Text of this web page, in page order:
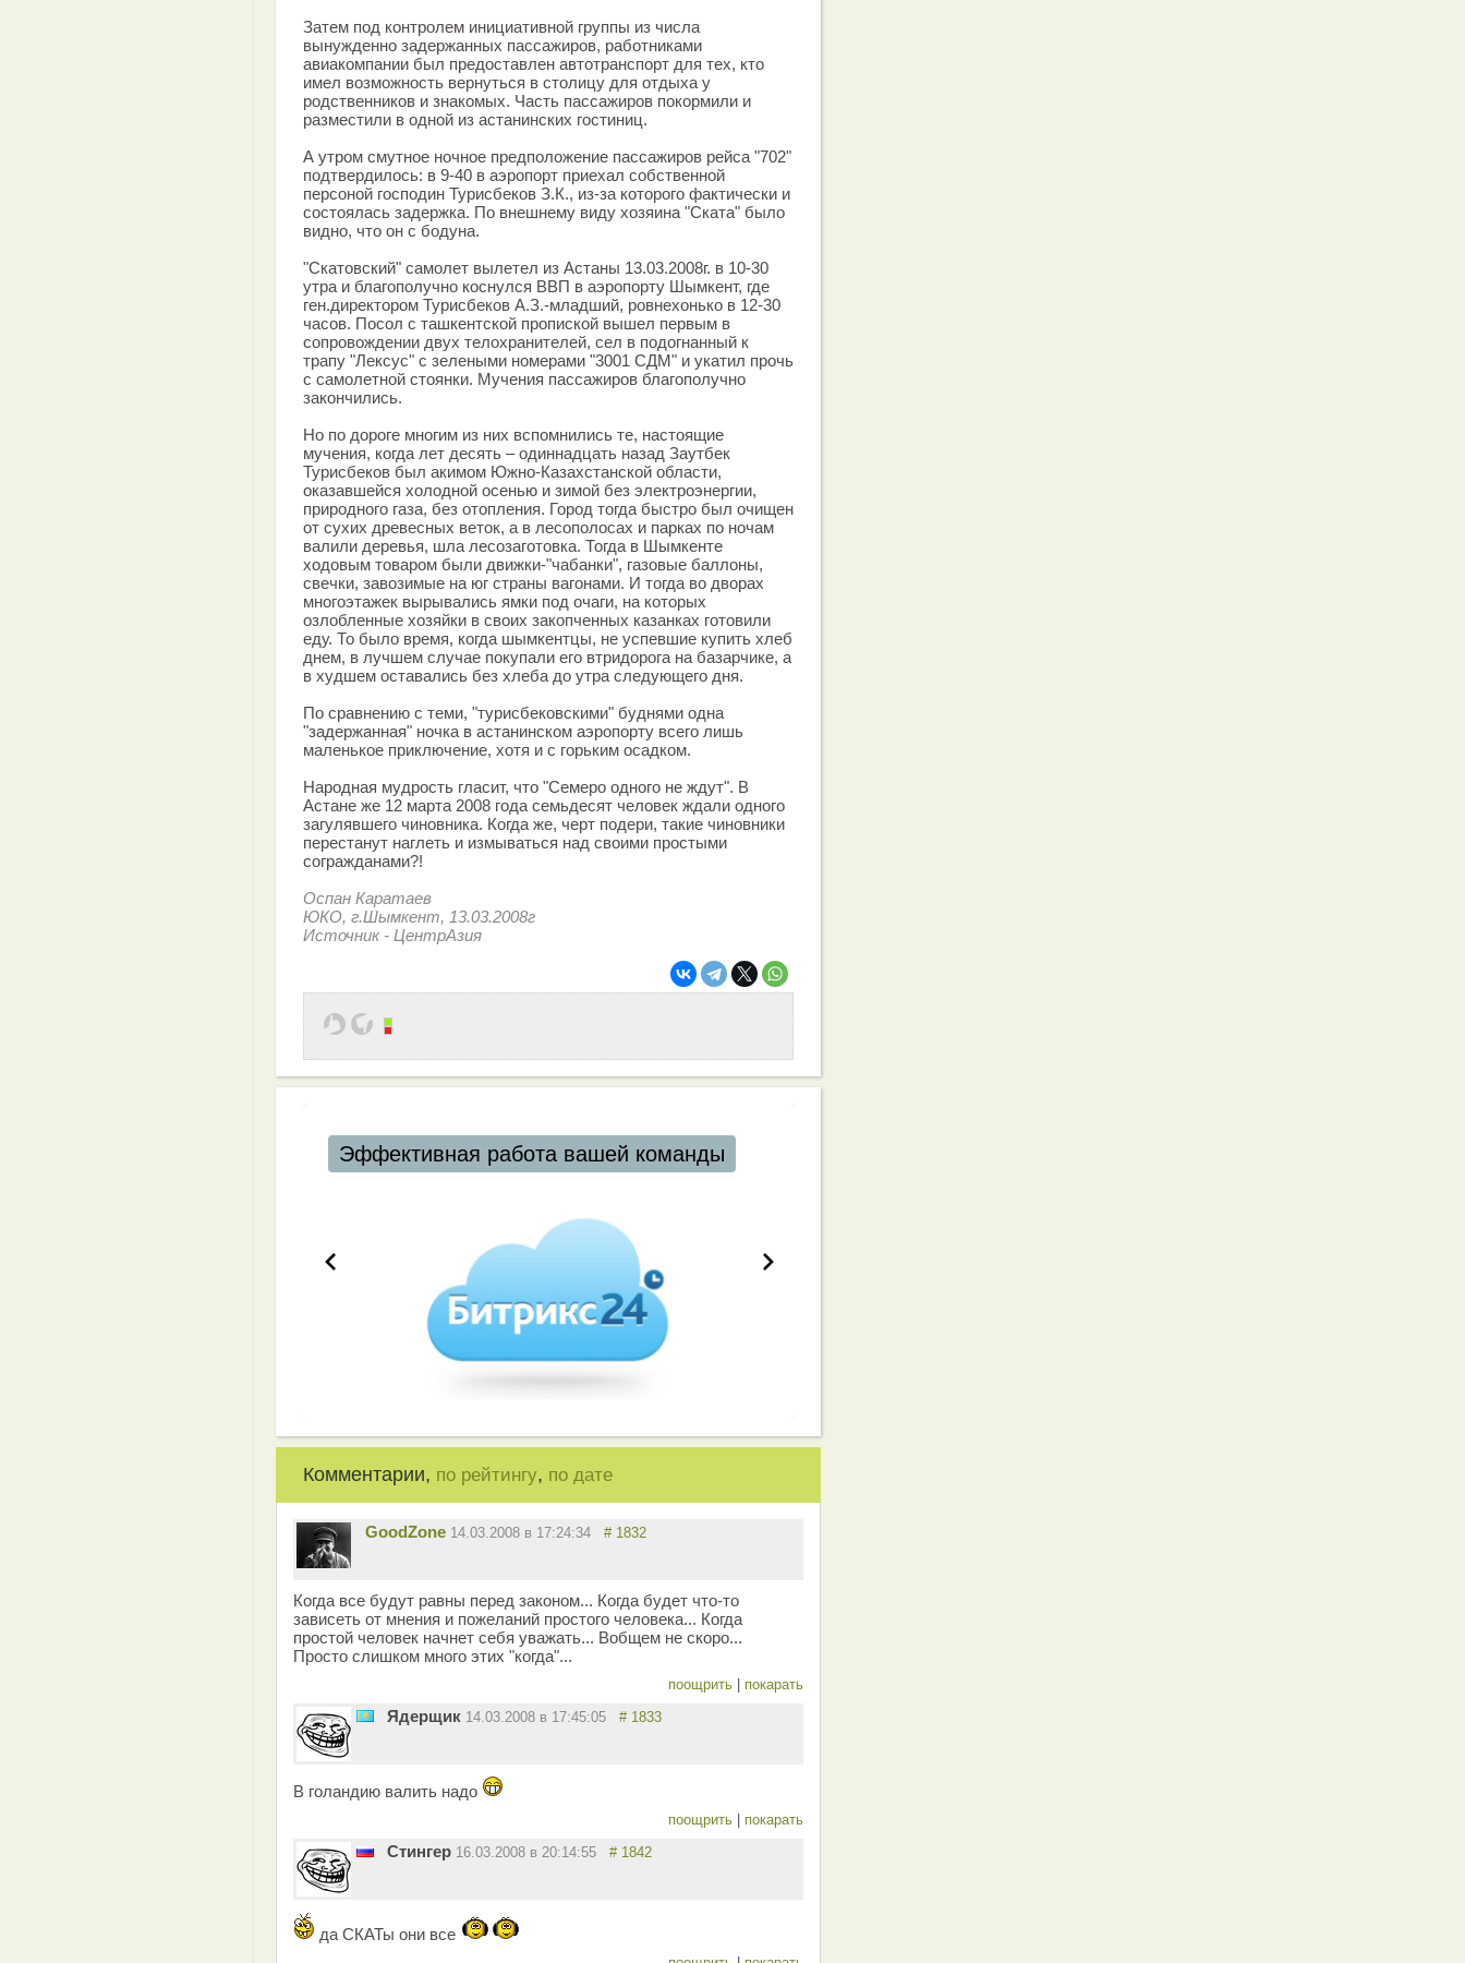
Затем под контролем инициативной группы из числа
вынужденно задержанных пассажиров, работниками
авиакомпании был предоставлен автотранспорт для тех, кто
имел возможность вернуться в столицу для отдыха у
родственников и знакомых. Часть пассажиров покормили и
разместили в одной из астанинских гостиниц.
А утром смутное ночное предположение пассажиров рейса "702"
подтвердилось: в 9-40 в аэропорт приехал собственной
персоной господин Турисбеков З.К., из-за которого фактически и
состоялась задержка. По внешнему виду хозяина "Ската" было
видно, что он с бодуна.
"Скатовский" самолет вылетел из Астаны 13.03.2008г. в 10-30
утра и благополучно коснулся ВВП в аэропорту Шымкент, где
ген.директором Турисбеков А.З.-младший, ровнехонько в 12-30
часов. Посол с ташкентской пропиской вышел первым в
сопровождении двух телохранителей, сел в подогнанный к
трапу "Лексус" с зелеными номерами "3001 СДМ" и укатил прочь
с самолетной стоянки. Мучения пассажиров благополучно
закончились.
Но по дороге многим из них вспомнились те, настоящие
мучения, когда лет десять – одиннадцать назад Заутбек
Турисбеков был акимом Южно-Казахстанской области,
оказавшейся холодной осенью и зимой без электроэнергии,
природного газа, без отопления. Город тогда быстро был очищен
от сухих древесных веток, а в лесополосах и парках по ночам
валили деревья, шла лесозаготовка. Тогда в Шымкенте
ходовым товаром были движки-"чабанки", газовые баллоны,
свечки, завозимые на юг страны вагонами. И тогда во дворах
многоэтажек вырывались ямки под очаги, на которых
озлобленные хозяйки в своих закопченных казанках готовили
еду. То было время, когда шымкентцы, не успевшие купить хлеб
днем, в лучшем случае покупали его втридорога на базарчике, а
в худшем оставались без хлеба до утра следующего дня.
По сравнению с теми, "турисбековскими" буднями одна
"задержанная" ночка в астанинском аэропорту всего лишь
маленькое приключение, хотя и с горьким осадком.
Народная мудрость гласит, что "Семеро одного не ждут". В
Астане же 12 марта 2008 года семьдесят человек ждали одного
загулявшего чиновника. Когда же, черт подери, такие чиновники
перестанут наглеть и измываться над своими простыми
согражданами?!
Оспан Каратаев
ЮКО, г.Шымкент, 13.03.2008г
Источник - ЦентрАзия
Эффективная работа вашей команды
Комментарии, по рейтингу, по дате
GoodZone 14.03.2008 в 17:24:34 # 1832
Когда все будут равны перед законом... Когда будет что-то
зависеть от мнения и пожеланий простого человека... Когда
простой человек начнет себя уважать... Вобщем не скоро...
Просто слишком много этих "когда"...
поощрить покарать
Ядерщик 14.03.2008 в 17:45:05 # 1833
В голандию валить надо
поощрить покарать
Стингер 16.03.2008 в 20:14:55 # 1842
да СКАТы они все